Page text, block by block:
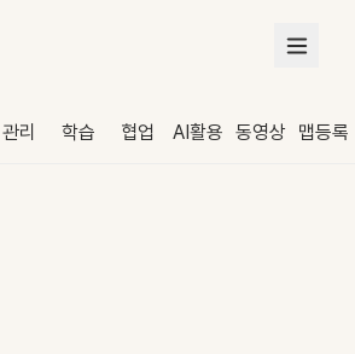
관리 학습 협업 AI활용 동영상 맵등록